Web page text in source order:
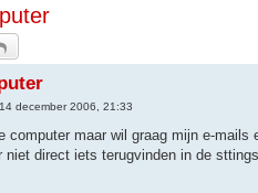
14 december 2006, 21:33
computer maar wil graag mijn e-
niet direct iets terugvinden in de